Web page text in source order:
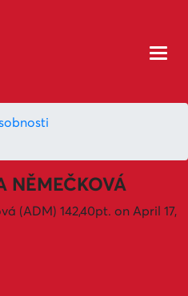
NĚMEČKOVÁ
(ADM) 142,40pt. on April 17,